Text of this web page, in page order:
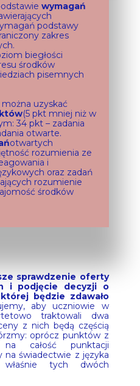
wymagań
podstawy
zakres
biegłości
środków
pisemnych
uzyskać
(5 pkt mniej niż w
34 pkt – zadania
otwarte.
otwartych
rozumienia ze
i
oraz zadań
rozumienie
środków
sprawdzenie oferty
i podjęcie decyzji o
będzie zdawało
aby uczniowie w
traktowali dwa
z nich będą częścią
oprócz punktów z
na całość punktacji
na świadectwie z języka
tych dwóch